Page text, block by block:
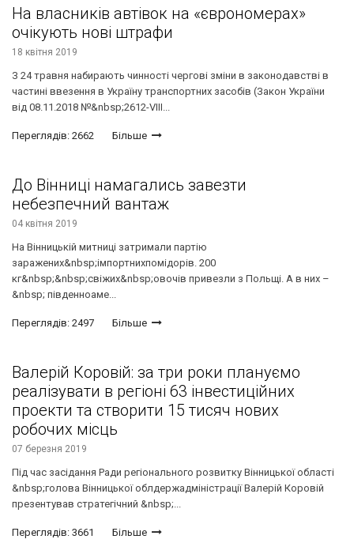
На власників автівок на «єврономерах»
очікують нові штрафи
18 квітня 2019
З 24 травня набирають чинності чергові зміни в законодавстві в
частині ввезення в Україну транспортних засобів (Закон України
від 08.11.2018 №&nbsp;2612-VIII...
Переглядів: 2662 Більше
До Вінниці намагались завезти
небезпечний вантаж
04 квітня 2019
На Вінницькій митниці затримали партію
заражених&nbsp;імпортнихпомідорів. 200
кг&nbsp;&nbsp;свіжих&nbsp;овочів привезли з Польщі. А в них –
&nbsp; південноаме...
Переглядів: 2497 Більше
Валерій Коровій: за три роки плануємо
реалізувати в регіоні 63 інвестиційних
проекти та створити 15 тисяч нових
робочих місць
07 березня 2019
Під час засідання Ради регіонального розвитку Вінницької області
&nbsp;голова Вінницької облдержадміністрації Валерій Коровій
презентував стратегічний &nbsp;...
Переглядів: 3661 Більше